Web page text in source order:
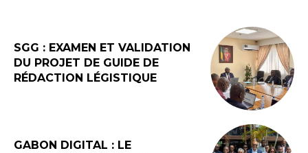
SGG : EXAMEN ET VALIDATION
DU PROJET DE GUIDE DE
RÉDACTION LÉGISTIQUE
GABON DIGITAL : LE